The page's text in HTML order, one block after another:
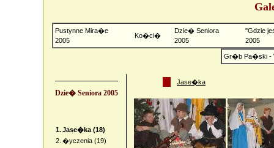
Pustynne Mira�e
2005
Ko�ci�
Dzie� Seniora
2005
"Gdzie
2005
Gr�b Pa�ski -
Dzie� Seniora 2005
1.Jase�ka (18)
2. �yczenia (19)
Jase�ka